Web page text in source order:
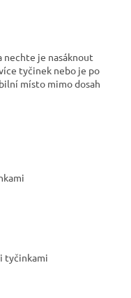
nechte je nasáknout
tyčinek nebo je po
místo mimo dosah
tyčinkami